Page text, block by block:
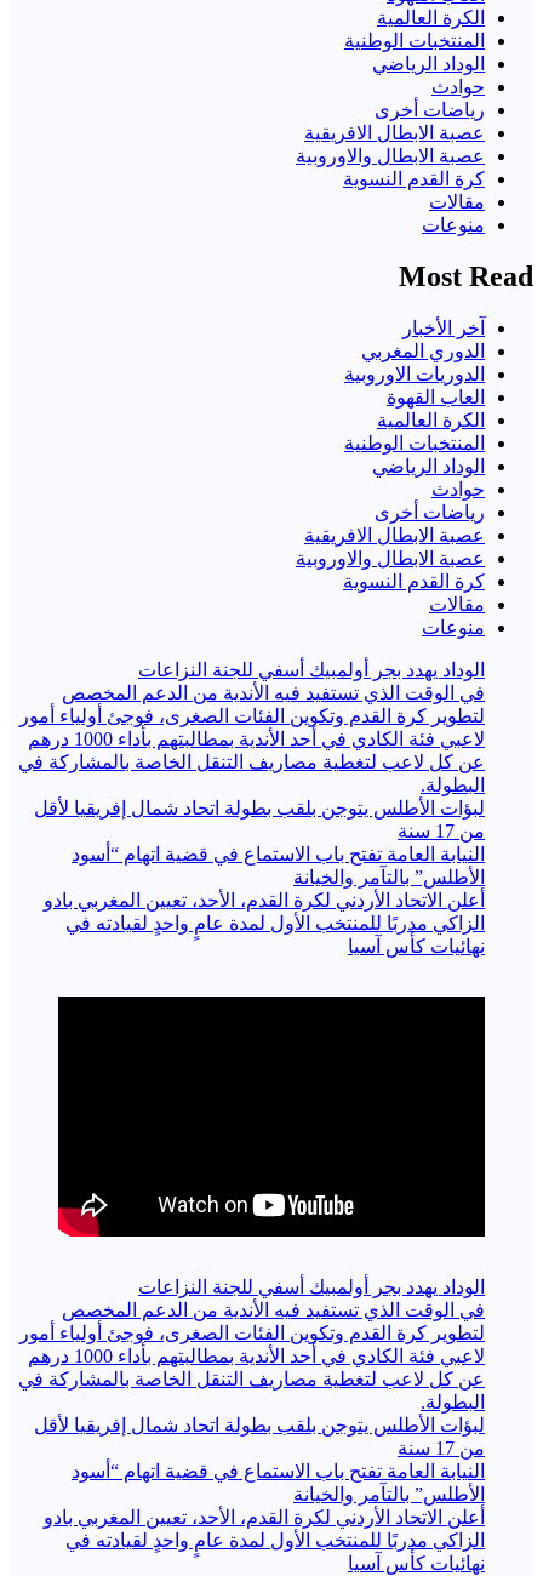
الكرة العالمية
المنتخبات الوطنية
الوداد الرياضي
حوادث
رياضات أخرى
عصبة الابطال الافريقية
عصبة الابطال والاوروبية
كرة القدم النسوية
مقالات
منوعات
Most Read
آخر الأخبار
الدوري المغربي
الدوريات الاوروبية
العاب القهوة
الكرة العالمية
المنتخبات الوطنية
الوداد الرياضي
حوادث
رياضات أخرى
عصبة الابطال الافريقية
عصبة الابطال والاوروبية
كرة القدم النسوية
مقالات
منوعات
الوداد يهدد بجر أولمبيك أسفي للجنة النزاعات
في الوقت الذي تستفيد فيه الأندية من الدعم المخصص
لتطوير كرة القدم وتكوين الفئات الصغرى، فوجئ أولياء أمور
لاعبي فئة الكادي في أحد الأندية بمطالبتهم بأداء 1000 درهم
عن كل لاعب لتغطية مصاريف التنقل الخاصة بالمشاركة في
البطولة.
لبؤات الأطلس يتوجن بلقب بطولة اتحاد شمال إفريقيا لأقل
من 17 سنة
النيابة العامة تفتح باب الاستماع في قضية اتهام “أسود
الأطلس” بالتآمر والخيانة
أعلن الاتحاد الأردني لكرة القدم، الأحد، تعيين المغربي بادو
الزاكي مدربًا للمنتخب الأول لمدة عامٍ واحدٍ لقيادته ​في
نهائيات كأس آسيا
الوداد يهدد بجر أولمبيك أسفي للجنة النزاعات
في الوقت الذي تستفيد فيه الأندية من الدعم المخصص
لتطوير كرة القدم وتكوين الفئات الصغرى، فوجئ أولياء أمور
لاعبي فئة الكادي في أحد الأندية بمطالبتهم بأداء 1000 درهم
عن كل لاعب لتغطية مصاريف التنقل الخاصة بالمشاركة في
البطولة.
لبؤات الأطلس يتوجن بلقب بطولة اتحاد شمال إفريقيا لأقل
من 17 سنة
النيابة العامة تفتح باب الاستماع في قضية اتهام “أسود
الأطلس” بالتآمر والخيانة
أعلن الاتحاد الأردني لكرة القدم، الأحد، تعيين المغربي بادو
الزاكي مدربًا للمنتخب الأول لمدة عامٍ واحدٍ لقيادته ​في
نهائيات كأس آسيا